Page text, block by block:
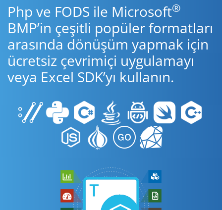
Php ve FODS ile Microsoft®
BMP’in çeşitli popüler formatları
arasında dönüşüm yapmak için
ücretsiz çevrimiçi uygulamayı
veya Excel SDK’yı kullanın.